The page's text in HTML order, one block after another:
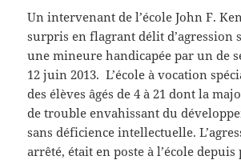
Un intervenant de l’école John F.
surpris en flagrant délit d’agression
une mineure handicapée par un de
12 juin 2013. L’école à vocation
des élèves âgés de 4 à 21 dont la
de trouble envahissant du
sans déficience intellectuelle.
arrêté, était en poste à l’école